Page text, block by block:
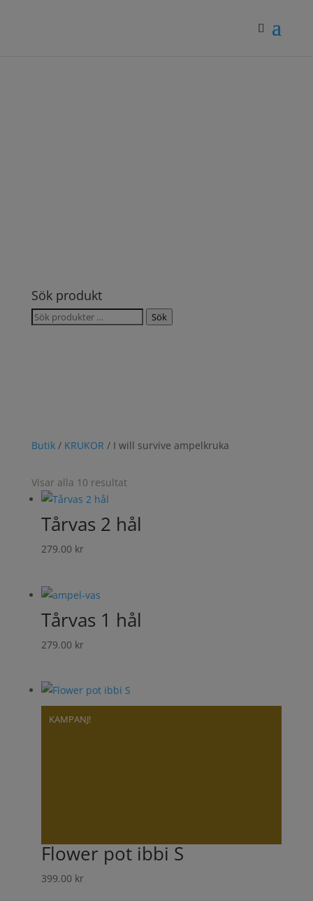
Sök produkt
Sök
Sök
Butik/ KRUKOR / I will survive ampelkruka
Visar alla 10 resultat
Tårvas 2 hål
279.00 kr
Tårvas 1 hål
279.00 kr
KAMPANJ!
Flower pot ibbi S
399.00 kr